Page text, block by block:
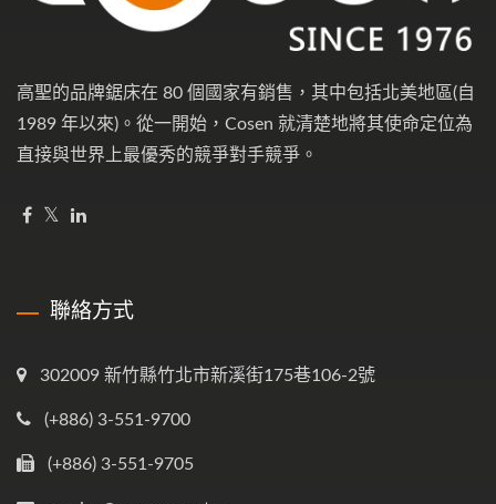
高聖的品牌鋸床在 80 個國家有銷售，其中包括北美地區(自
1989 年以來)。從一開始，Cosen 就清楚地將其使命定位為
直接與世界上最優秀的競爭對手競爭。
聯絡方式
302009 新竹縣竹北市新溪街175巷106-2號
(+886) 3-551-9700
(+886) 3-551-9705